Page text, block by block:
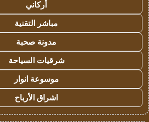
أركاني
مباشر التقنية
مدونة صحبة
شرقيات السياحة
موسوعة انوار
اشراق الأرباح